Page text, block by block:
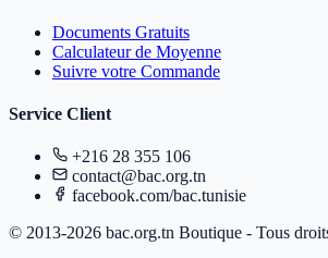
Documents Gratuits
Calculateur de Moyenne
Suivre votre Commande
Service Client
+216 28 355 106
contact@bac.org.tn
facebook.com/bac.tunisie
© 2013-2026 bac.org.tn Boutique - Tous